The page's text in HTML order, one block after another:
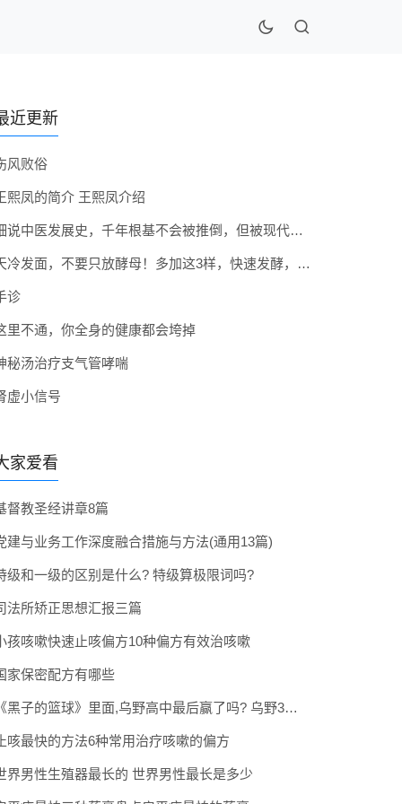
近更新
风败俗
熙凤的简介 王熙凤介绍
细说中医发展史，千年根基不会被推倒，但被现代医疗模式堵住出路
天冷发面，不要只放酵母！多加这3样，快速发酵，蓬松香软弹性十足
诊
里不通，你全身的健康都会垮掉
秘汤治疗支气管哮喘
虚小信号
家爱看
督教圣经讲章8篇
建与业务工作深度融合措施与方法(通用13篇)
级和一级的区别是什么? 特级算极限词吗?
法所矫正思想汇报三篇
孩咳嗽快速止咳偏方10种偏方有效治咳嗽
家保密配方有哪些
《黑子的篮球》里面,乌野高中最后赢了吗? 乌野3年拿到全国冠军了吗
咳最快的方法6种常用治疗咳嗽的偏方
界男性生殖器最长的 世界男性最长是多少